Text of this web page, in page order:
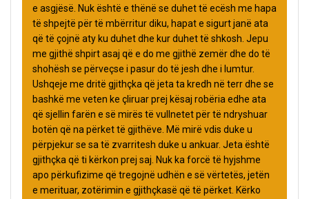
e asgjësë. Nuk është e thënë se duhet të ecësh me hapa
të shpejtë për të mbërritur diku, hapat e sigurt janë ata
që të çojnë aty ku duhet dhe kur duhet të shkosh. Jepu
me gjithë shpirt asaj që e do me gjithë zemër dhe do të
shohësh se përveçse i pasur do të jesh dhe i lumtur.
Ushqeje me dritë gjithçka që jeta ta kredh në terr dhe se
bashkë me veten ke çliruar prej kësaj robëria edhe ata
që sjellin farën e së mirës të vullnetet për të ndryshuar
botën që na përket të gjithëve. Më mirë vdis duke u
përpjekur se sa të zvarritesh duke u ankuar. Jeta është
gjithçka që ti kërkon prej saj. Nuk ka forcë të hyjshme
apo përkufizime që tregojnë udhën e së vërtetës, jetën
e merituar, zotërimin e gjithçkasë që të përket. Kërko